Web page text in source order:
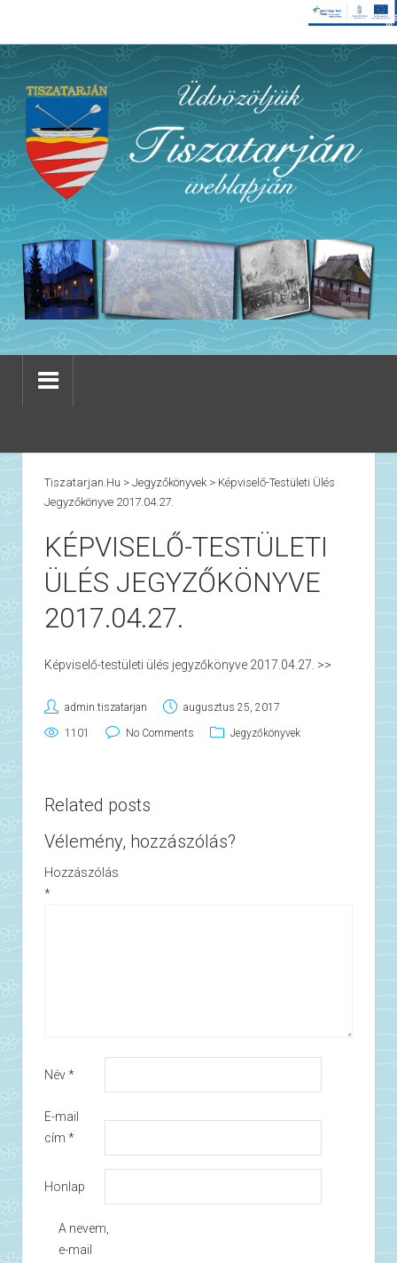
Tiszatarjan.hu > Jegyzőkönyvek> Képviselő-Testületi Ülés
Jegyzőkönyve 2017.04.27.
KÉPVISELŐ-TESTÜLETI
ÜLÉS JEGYZŐKÖNYVE
2017.04.27.
Képviselő-testületi ülés jegyzőkönyve 2017.04.27. >>
admin.tiszatarjan augusztus 25, 2017
1101 No Comments Jegyzőkönyvek
Related posts
Vélemény, hozzászólás?
Hozzászólás
*
Név*
E-mail
cím *
Honlap
A nevem,
e-mail